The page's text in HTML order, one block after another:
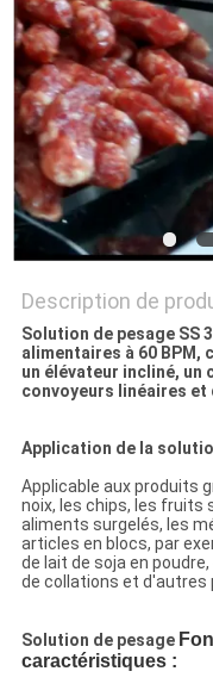
Description de
Solution de pesage SS
alimentaires à 60 BPM,
un élévateur incliné, un
convoyeurs linéaires
Application de la
Applicable aux produits
noix, les chips, les fruits
aliments surgelés, les
articles en blocs, par
de lait de soja en
de collations et d'autres
Solution de pesage
caractéristiques :